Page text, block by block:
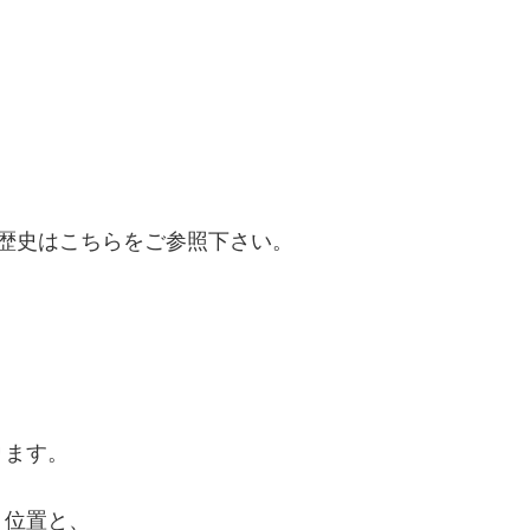
はこちらをご参照下さい。
す。
置と、